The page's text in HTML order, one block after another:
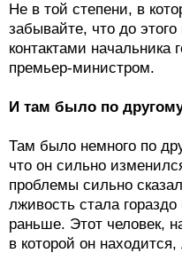
Не в той степени, в
забывайте, что до
контактами начальника
премьер-министром.
И там было по
Там было немного по
что он сильно
проблемы сильно
лживость стала
раньше. Этот человек,
в которой он